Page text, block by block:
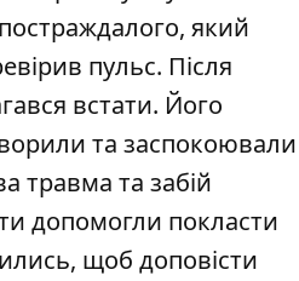
який
пульс. Після
встати. Його
та заспокоювали
травма та забій
допомогли покласти
щоб доповісти